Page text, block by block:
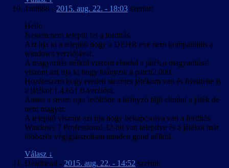
Jani888 - 2015. aug. 22. - 18:03 szerint:
Hello.
Nekem nem települ fel a forditás.
Azt irja ki a telepitö hogy a DEHR exe nem kompatibilis a
windows verziójával.
A magyaritás nélkül viszont elindul a játék,a magyaritásal
viszont azt irja ki hogy hiányzik a patch2.000.
Hozáteszem hogy eredeti steames játékom van és frissitette is
a játékot 1.4.651.0-verzióra.
Amint a steam ujra letöltötte a hiányzó fájlt elindul a játék de
nem magyar.
A telepitő viszont azt írja hogy bekapcsolva van a forditás.
Windows 7 Professional 32-bit van telepitve és a játékot már
többször végigjátszottam minden gond nélkül.
Válasz ↓
Deadhead - 2015. aug. 22. - 14:52 szerint: